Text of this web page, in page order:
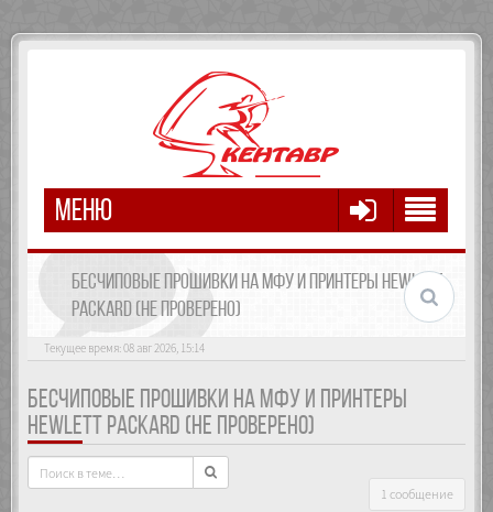
МЕНЮ
БЕСЧИПОВЫЕ ПРОШИВКИ НА МФУ И ПРИНТЕРЫ HEWLETT
PACKARD (НЕ ПРОВЕРЕНО)
Текущее время: 08 авг 2026, 15:14
БЕСЧИПОВЫЕ ПРОШИВКИ НА МФУ И ПРИНТЕРЫ
HEWLETT PACKARD (НЕ ПРОВЕРЕНО)
1 сообщение